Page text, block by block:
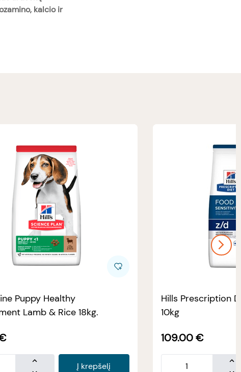
kalcio ir
Puppy Healthy
Lamb & Rice 18kg.
Į krepšelį
Hills Prescription
10kg
109.00 €